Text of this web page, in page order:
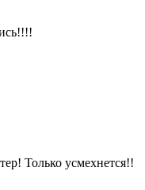
Только усмехнется!!